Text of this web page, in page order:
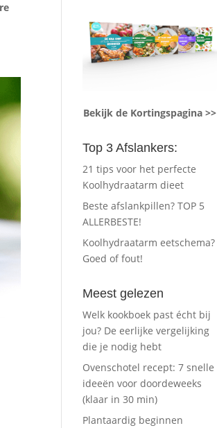
Bekijk de Kortingspagina >>
Top 3 Afslankers:
21 tips voor het perfecte
Koolhydraatarm dieet
Beste afslankpillen? TOP 5
ALLERBESTE!
Koolhydraatarm eetschema?
Goed of fout!
Meest gelezen
Welk kookboek past écht bij
jou? De eerlijke vergelijking
die je nodig hebt
Ovenschotel recept: 7 snelle
ideeën voor doordeweeks
(klaar in 30 min)
Plantaardig beginnen